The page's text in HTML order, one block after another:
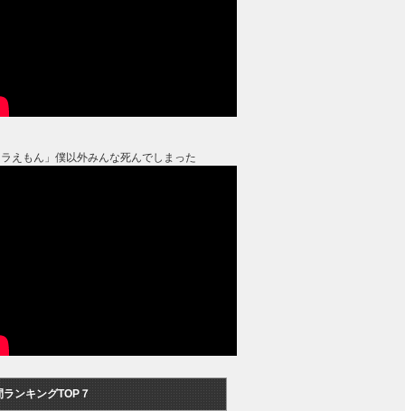
えもん」僕以外みんな死んでしまった
ランキングTOP７